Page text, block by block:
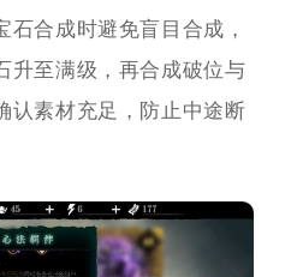
石合成时避免盲目合成，
升至满级，再合成破位与
认素材充足，防止中途断